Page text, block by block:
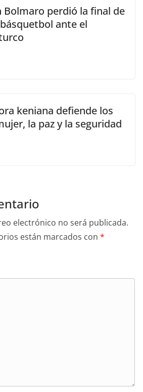
Bolmaro perdió la final de
ante el
keniana defiende los
la paz y la seguridad
electrónico no será publicada.
están marcados con *